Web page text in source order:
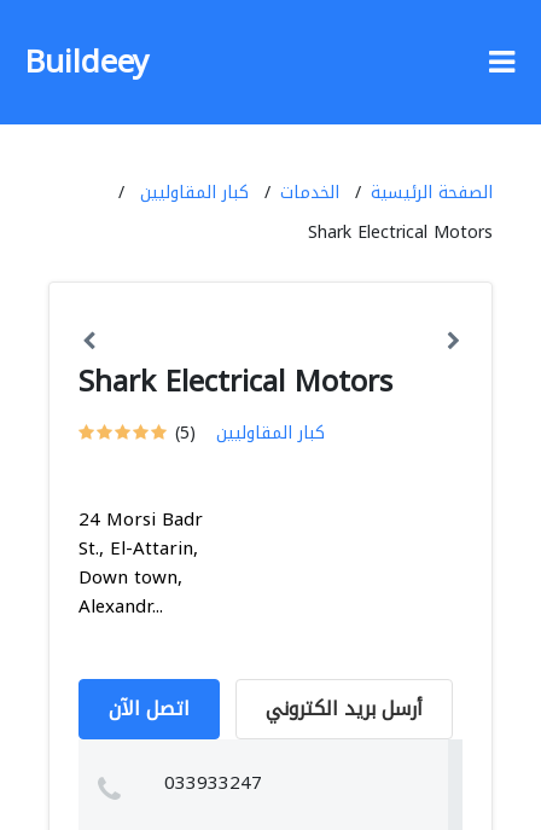
Buildeey
الصفحة الرئيسية الخدمات
كبار المقاوليين
Shark Electrical Motors
Shark Electrical Motors
(5) كبار المقاوليين
24 Morsi Badr
St., El-Attarin,
Down town,
Alexandr...
اتصل الآن أرسل بريد الكتروني
033933247